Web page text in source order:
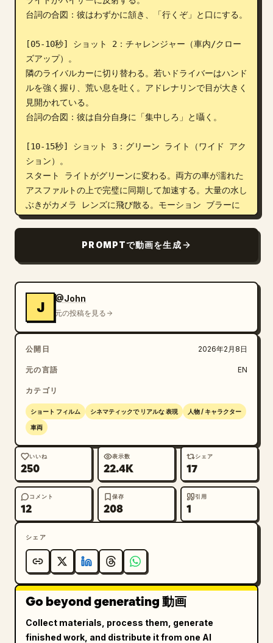
台詞の合図：彼はわずかに頷き、「行くぞ」と口にする。
[05-10秒] ショット 2：チャレンジャー（車内/クロー
ズアップ）。
隣のライバルカーに切り替わる。若いドライバーはハンド
ルを強く握り、荒い息を吐く。アドレナリンで目が大きく
見開かれている。
台詞の合図：彼は自分自身に「集中しろ」と囁く。
[10-15秒] ショット 3：グリーン ライト（ワイド アク
ション）。
スタート ライトがグリーンに変わる。両方の車が濡れた
アスファルトの上で完璧に同期して加速する。大量の水し
ぶきがカメラ レンズに飛び散る。モーション ブラーに
より、スタジアムのライトが長い色の筋となる。
PROMPTで動画を生成
J
@John
元の投稿を見る
公開日 2026年2月8日
元の言語 EN
カテゴリ
ショート フィルム シネマティックで リアルな 表現 人物 / キャラクター
車両
いいね
250
表示数
22.4K
シェア
17
コメント
12
保存
208
引用
1
シェア
Go beyond generating 動画
Collect materials, process them, generate
finished work, and distribute it from one AI